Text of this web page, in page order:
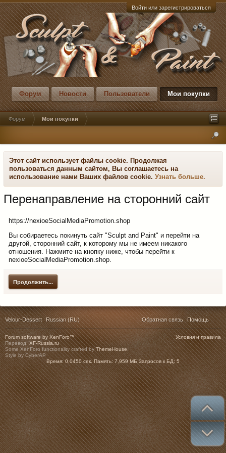
Войти или зарегистрироваться
Форум Новости Пользователи Мои покупки
Форум Мои покупки
Этот сайт использует файлы cookie. Продолжая
пользоваться данным сайтом, Вы соглашаетесь на
использование нами Ваших файлов cookie. Узнать больше.
Перенаправление на сторонний сайт
https://nexioeSocialMediaPromotion.shop
Вы собираетесь покинуть сайт "Sculpt and Paint" и перейти на
другой, сторонний сайт, к которому мы не имеем никакого
отношения. Нажмите на кнопку ниже, чтобы перейти к
nexioeSocialMediaPromotion.shop.
Продолжить...
Velour-Dessert Russian (RU) Обратная связь Помощь
Условия и правила
Forum software by XenForo™
Перевод:XF-Russia.ru
Some XenForo functionality crafted byThemeHouse.
Style by CyberAP
Время: 0,0450 сек. Память: 7,959 МБ Запросов к БД: 5